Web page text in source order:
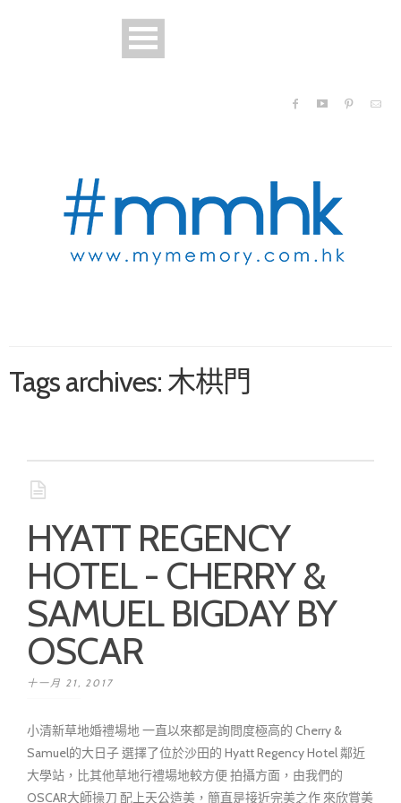
Tags archives: 木栱門
HYATT REGENCY
HOTEL - CHERRY &
SAMUEL BIGDAY BY
OSCAR
十一月 21, 2017
小清新草地婚禮場地 一直以來都是詢問度極高的 Cherry &
Samuel的大日子 選擇了位於沙田的 Hyatt Regency Hotel 鄰近
大學站，比其他草地行禮場地較方便 拍攝方面，由我們的
OSCAR大師操刀 配上天公造美，簡直是接近完美之作 來欣賞美